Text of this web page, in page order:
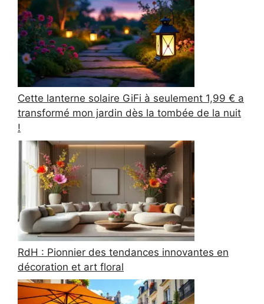
Cette lanterne solaire GiFi à seulement 1,99 € a
transformé mon jardin dès la tombée de la nuit
!
RdH : Pionnier des tendances innovantes en
décoration et art floral